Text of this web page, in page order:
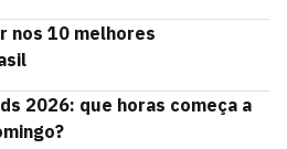
nos 10 melhores
2026: que horas começa a